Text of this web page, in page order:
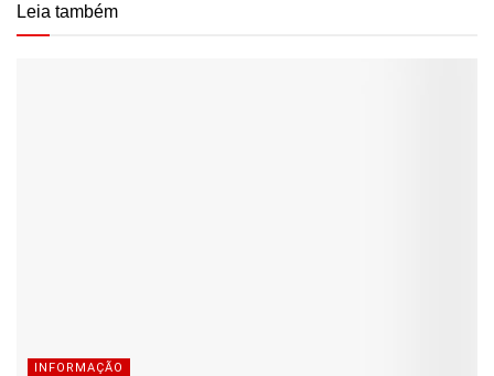
Leia também
INFORMAÇÃO